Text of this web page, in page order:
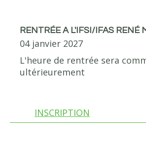
RENTRÉE A L'IFSI/IFAS RENÉ
04 janvier 2027
L'heure de rentrée sera
ultérieurement
INSCRIPTION